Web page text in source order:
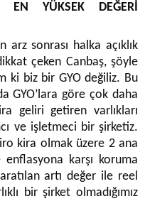
EN YÜKSEK DEĞERİ
arz sonrası halka açıklık
çeken Canbaş, şöyle
ki biz bir GYO değiliz. Bu
GYO’lara göre çok daha
geliri getiren varlıkları
ve işletmeci bir şirketiz.
kira olmak üzere 2 ana
karşı koruma
artı değer ile reel
bir şirket olmadığımız